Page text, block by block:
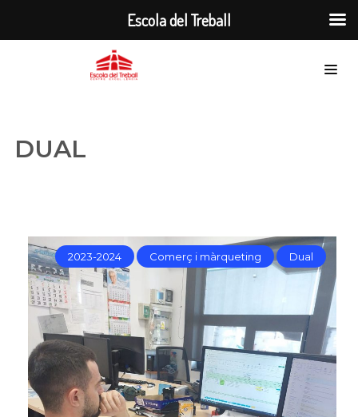
DUAL
2023-2024 Comerç i màrqueting Dual
Escola del Treball